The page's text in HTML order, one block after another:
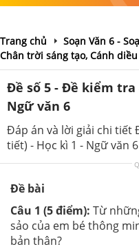
Trang chủ
Soạn Văn 6 -
Chân trời sáng tạo, Cánh
Đề số 5 - Đề kiểm
Ngữ văn 6
Đáp án và lời giải chi tiết
tiết) - Học kì 1 - Ngữ văn 6
Đề bài
Câu 1 (5 điểm): Từ
sảo của em bé thông
bản thân?